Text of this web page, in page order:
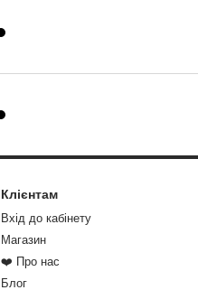
Клієнтам
Вхід до кабінету
Магазин
❤️ Про нас
Блог